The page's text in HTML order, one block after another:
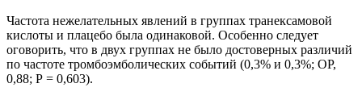
Частота нежелательных явлений в группах транексамовой
кислоты и плацебо была одинаковой. Особенно следует
оговорить, что в двух группах не было достоверных различий
по частоте тромбоэмболических событий (0,3% и 0,3%; ОР,
0,88; P = 0,603).